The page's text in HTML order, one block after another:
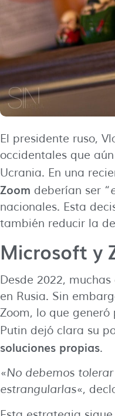
El presidente ruso,
occidentales que
Ucrania. En una
Zoom deberían ser “
nacionales. Esta
también reducir la
Microsoft y
Desde 2022,
en Rusia. Sin
Zoom, lo que generó
Putin dejó clara su
soluciones propias.
«No debemos
estrangularlas«,